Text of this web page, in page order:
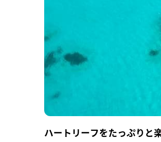
ハートリーフをたっぷりと